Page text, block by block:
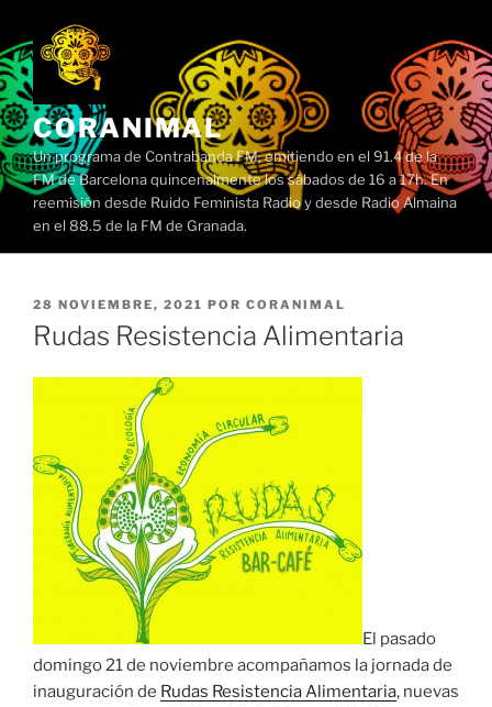
contenido
CORANIMAL
Un programa de Contrabanda FM, emitiendo en el 91.4 de la
FM de Barcelona quincenalmente los sábados de 16 a 17h. En
reemisión desde Ruido Feminista Radio y desde Radio Almaina
en el 88.5 de la FM de Granada.
PUBLICADO
EL
28 NOVIEMBRE, 2021 POR CORANIMAL
Rudas Resistencia Alimentaria
El pasado
domingo 21 de noviembre acompañamos la jornada de
inauguración de Rudas Resistencia Alimentaria, nuevas